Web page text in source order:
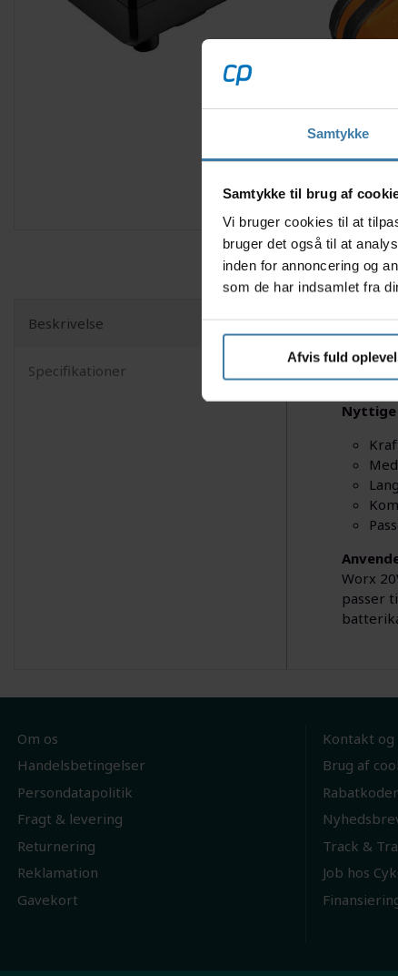
Samtykke
Samtykke til brug af
Vi bruger cookies til at
bruger det også til at
inden for annoncering og
som de har indsamlet fra
Afvis fuld
Beskrivelse
Specifikationer
Worx
Worx
passer
Om os
Handelsbetingelser
Persondatapolitik
Fragt & levering
Returnering
Reklamation
Gavekort
Kontakt
Brug af
Rabatkoder
Track &
Job hos